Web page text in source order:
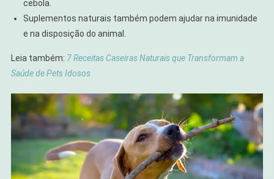
cebola.
Suplementos naturais também podem ajudar na imunidade
e na disposição do animal.
Leia também: 7 Receitas Caseiras Naturais que Transformam a
Saúde de Pets Idosos